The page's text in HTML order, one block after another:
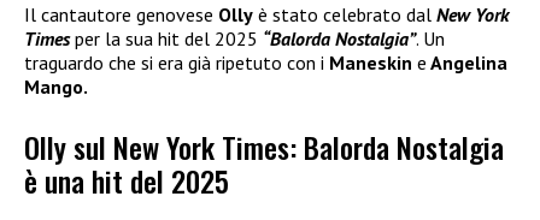
Il cantautore genovese Olly è stato celebrato dal New York
Timesper la sua hit del 2025 “Balorda Nostalgia”. Un
traguardo che si era già ripetuto con i Maneskin e Angelina
Mango.
Olly sul New York Times: Balorda Nostalgia
è una hit del 2025